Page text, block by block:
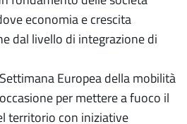
economia e crescita
dal livello di integrazione di
Europea della mobilità
per mettere a fuoco il
territorio con iniziative